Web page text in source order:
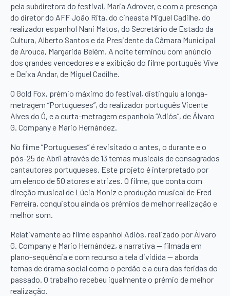
pela subdiretora do festival, Maria Adrover, e com a presença
do diretor do AFF João Rita, do cineasta Miguel Cadilhe, do
realizador espanhol Nani Matos, do Secretário de Estado da
Cultura, Alberto Santos e da Presidente da Câmara Municipal
de Arouca, Margarida Belém. A noite terminou com anúncio
dos grandes vencedores e a exibição do filme português Vive
e Deixa Andar, de Miguel Cadilhe.
O Gold Fox, prémio máximo do festival, distinguiu a longa-
metragem “Portugueses”, do realizador português Vicente
Alves do Ó, e a curta-metragem espanhola “Adiós”, de Álvaro
G. Company e Mario Hernández.
No filme “Portugueses” é revisitado o antes, o durante e o
pós-25 de Abril através de 13 temas musicais de consagrados
cantautores portugueses. Este projeto é interpretado por
um elenco de 50 atores e atrizes. O filme, que conta com
direção musical de Lúcia Moniz e produção musical de Fred
Ferreira, conquistou ainda os prémios de melhor realização e
melhor som.
Relativamente ao filme espanhol Adiós, realizado por Álvaro
G. Company e Mario Hernández, a narrativa — filmada em
plano-sequência e com recurso a tela dividida — aborda
temas de drama social como o perdão e a cura das feridas do
passado. O trabalho recebeu igualmente o prémio de melhor
realização.